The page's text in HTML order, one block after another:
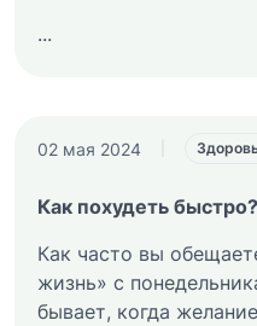
...
02 мая 2024
Как похудеть быстро?
Как часто вы
жизнь» с
бывает, когда